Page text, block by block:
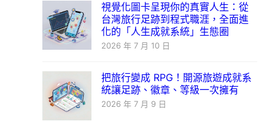
視覺化圖卡呈現你的真實人生：從
台灣旅行足跡到程式職涯，全面進
化的「人生成就系統」生態圈
2026 年 7 月 10 日
把旅行變成 RPG！開源旅遊成就系
統讓足跡、徽章、等級一次擁有
2026 年 7 月 9 日